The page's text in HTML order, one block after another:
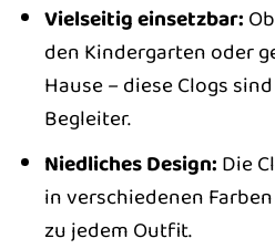
Vielseitig einsetzbar:
den Kindergarten oder
Hause – diese Clogs
Begleiter.
Niedliches Design: Die
in verschiedenen
zu jedem Outfit.